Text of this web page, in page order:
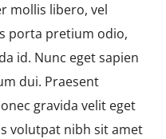
mollis libero, vel
porta pretium odio,
id. Nunc eget sapien
dui. Praesent
gravida velit eget
volutpat nibh sit amet